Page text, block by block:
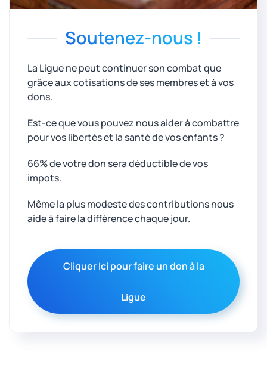
Soutenez-nous !
La Ligue ne peut continuer son combat que
grâce aux cotisations de ses membres et à vos
dons.
Est-ce que vous pouvez nous aider à combattre
pour vos libertés et la santé de vos enfants ?
66% de votre don sera déductible de vos
impots.
Même la plus modeste des contributions nous
aide à faire la différence chaque jour.
Cliquer Ici pour faire un don à la
Ligue